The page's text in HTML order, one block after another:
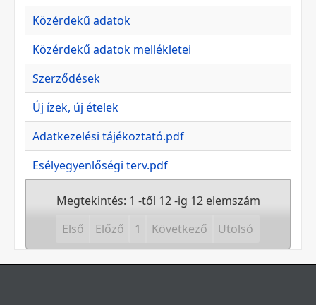
Közérdekű adatok
Közérdekű adatok mellékletei
Szerződések
Új ízek, új ételek
Adatkezelési tájékoztató.pdf
Esélyegyenlőségi terv.pdf
Megtekintés: 1 -től 12 -ig 12 elemszám
Első
Előző 1 Következő Utolsó